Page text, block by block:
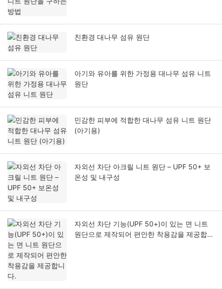
친환경 대나무 섬유 원단
아기와 유아를 위한 가정용 대나무 섬유 니트
원단
민감한 피부에 적합한 대나무 섬유 니트 원단
(아기용)
자외선 차단 아크릴 니트 원단 – UPF 50+ 보
온성 및 내구성
자외선 차단 기능(UPF 50+)이 있는 면 니트
원단으로 제작되어 편안한 착용감을 제공합니